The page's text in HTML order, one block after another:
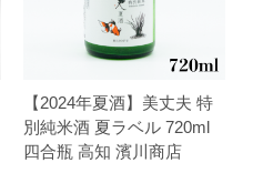
【2024年夏酒】美丈夫 特
別純米酒 夏ラベル 720ml
四合瓶 高知 濱川商店